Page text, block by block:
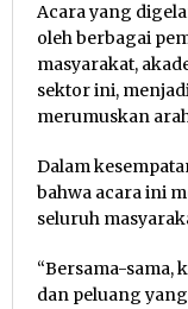
Acara yang
oleh berbagai
masyarakat,
sektor ini,
merumuskan
Dalam
bahwa acara ini
seluruh
“Bersama-sama,
dan peluang